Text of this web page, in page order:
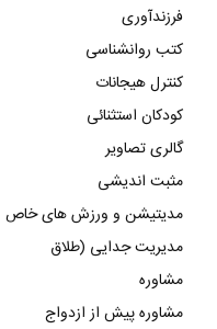
فرزندآوری
کتب روانشناسی
کنترل هیجانات
کودکان استثنائی
گالری تصاویر
مثبت اندیشی
مدیتیشن و ورزش های خاص
مدیریت جدایی (طلاق
مشاوره
مشاوره پیش از ازدواج